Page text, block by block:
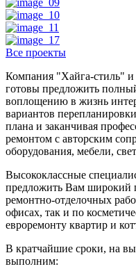
Все проекты
Компания "Хайга-стиль" и
готовы предложить
воплощению в жизнь
вариантов
плана и заканчивая
ремонтом с авторским
оборудования, мебели,
Высококлассные
предложить Вам широкий
ремонтно-отделочных
офисах, так и по
евроремонту квартир и
В кратчайшие сроки, на
выполним: